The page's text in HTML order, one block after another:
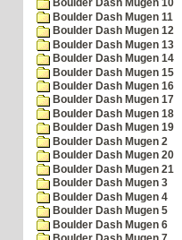
Boulder Dash Mugen 10
Boulder Dash Mugen 11
Boulder Dash Mugen 12
Boulder Dash Mugen 13
Boulder Dash Mugen 14
Boulder Dash Mugen 15
Boulder Dash Mugen 16
Boulder Dash Mugen 17
Boulder Dash Mugen 18
Boulder Dash Mugen 19
Boulder Dash Mugen 2
Boulder Dash Mugen 20
Boulder Dash Mugen 21
Boulder Dash Mugen 3
Boulder Dash Mugen 4
Boulder Dash Mugen 5
Boulder Dash Mugen 6